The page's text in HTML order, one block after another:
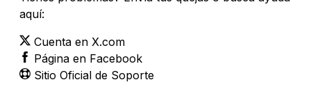
aquí:
Cuenta en X.com
Página en Facebook
Sitio Oficial de Soporte